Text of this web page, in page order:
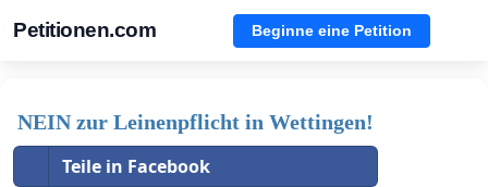
Petitionen.com Beginne eine Petition
NEIN zur Leinenpflicht in Wettingen!
Teile in Facebook